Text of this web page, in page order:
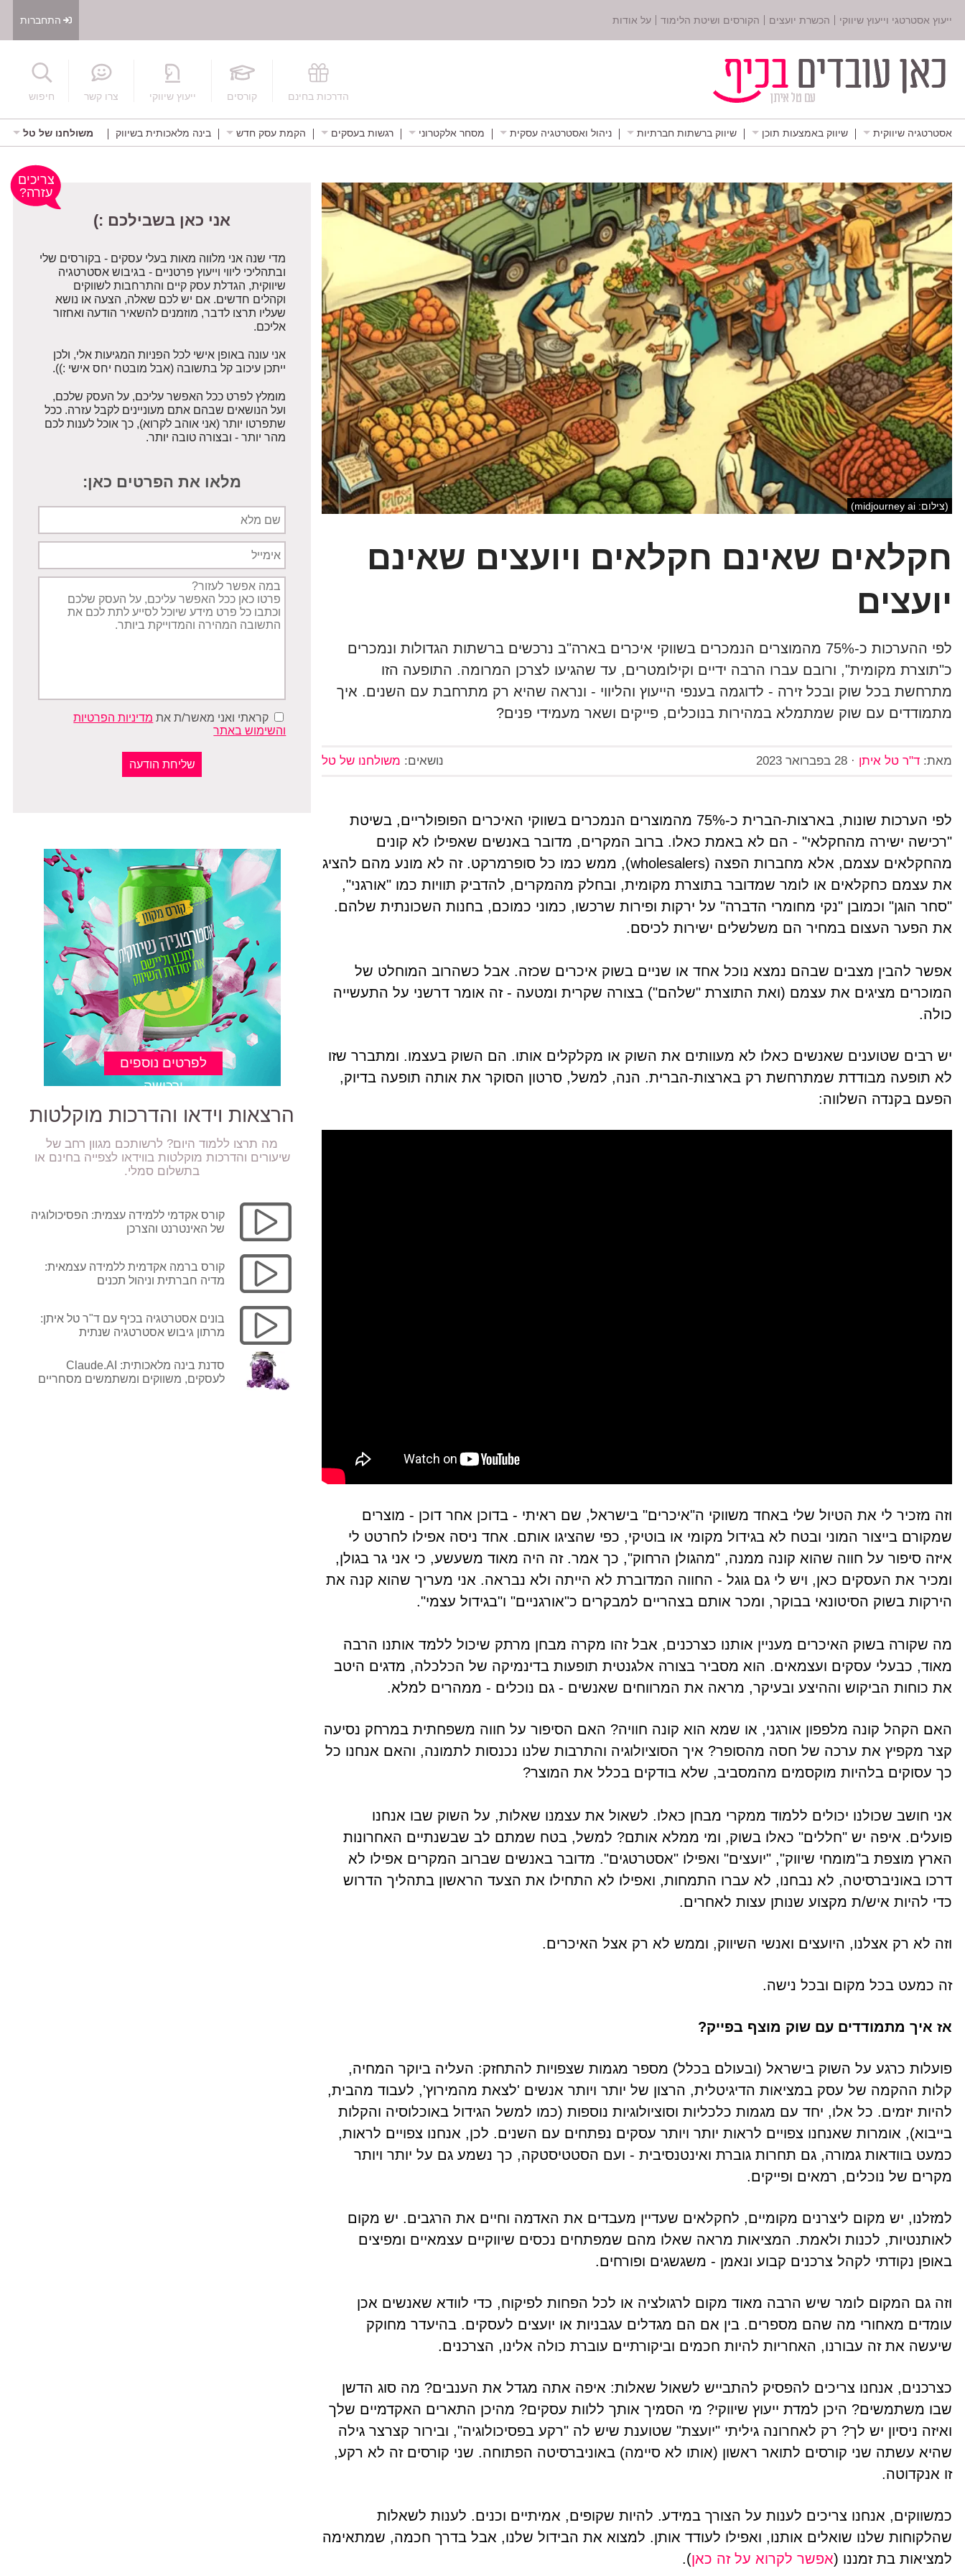
ייעוץ אסטרטגי וייעוץ שיווקי הכשרת יועצים הקורסים ושיטת הלימוד על אודות התחברות
הדרכות בחינם קורסים ייעוץ שיווקי צרו קשר חיפוש
אסטרטגיה שיווקית שיווק באמצעות תוכן שיווק ברשתות חברתיות ניהול ואסטרטגיה עסקית מסחר אלקטרוני רגשות בעסקים הקמת עסק חדש בינה מלאכותית בשיווק משולחנו של טל
(צילום: midjourney ai)
חקלאים שאינם חקלאים ויועצים שאינם
יועצים
לפי ההערכות כ-75% מהמוצרים הנמכרים בשווקי איכרים בארה"ב נרכשים ברשתות הגדולות ונמכרים
כ"תוצרת מקומית", ורובם עברו הרבה ידיים וקילומטרים, עד שהגיעו לצרכן המרומה. התופעה הזו
מתרחשת בכל שוק ובכל זירה - לדוגמה בענפי הייעוץ והליווי - ונראה שהיא רק מתרחבת עם השנים. איך
מתמודדים עם שוק שמתמלא במהירות בנוכלים, פייקים ושאר מעמידי פנים?
מאת: ד"ר טל איתן · 28 בפברואר 2023 נושאים: משולחנו של טל
לפי הערכות שונות, בארצות-הברית כ-75% מהמוצרים הנמכרים בשווקי האיכרים הפופולריים, בשיטת
"רכישה ישירה מהחקלאי" - הם לא באמת כאלו. ברוב המקרים, מדובר באנשים שאפילו לא קונים
מהחקלאים עצמם, אלא מחברות הפצה (wholesalers), ממש כמו כל סופרמרקט. זה לא מונע מהם להציג
את עצמם כחקלאים או לומר שמדובר בתוצרת מקומית, ובחלק מהמקרים, להדביק תוויות כמו "אורגני",
"סחר הוגן" וכמובן "נקי מחומרי הדברה" על ירקות ופירות שרכשו, כמוני כמוכם, בחנות השכונתית שלהם.
את הפער העצום במחיר הם משלשלים ישירות לכיסם.
אפשר להבין מצבים שבהם נמצא נוכל אחד או שניים בשוק איכרים שכזה. אבל כשהרוב המוחלט של
המוכרים מציגים את עצמם (ואת התוצרת "שלהם") בצורה שקרית ומטעה - זה אומר דרשני על התעשייה
כולה.
יש רבים שטוענים שאנשים כאלו לא מעוותים את השוק או מקלקלים אותו. הם השוק בעצמו. ומתברר שזו
לא תופעה מבודדת שמתרחשת רק בארצות-הברית. הנה, למשל, סרטון הסוקר את אותה תופעה בדיוק,
הפעם בקנדה השלווה:
וזה מזכיר לי את הטיול שלי באחד משווקי ה"איכרים" בישראל, שם ראיתי - בדוכן אחר דוכן - מוצרים
שמקורם בייצור המוני ובטח לא בגידול מקומי או בוטיקי, כפי שהציגו אותם. אחד ניסה אפילו לחרטט לי
איזה סיפור על חווה שהוא קונה ממנה, "מהגולן הרחוק", כך אמר. זה היה מאוד משעשע, כי אני גר בגולן,
ומכיר את העסקים כאן, ויש לי גם גוגל - החווה המדוברת לא הייתה ולא נבראה. אני מעריך שהוא קנה את
הירקות בשוק הסיטונאי בבוקר, ומכר אותם בצהריים למבקרים כ"אורגניים" ו"בגידול עצמי".
מה שקורה בשוק האיכרים מעניין אותנו כצרכנים, אבל זהו מקרה מבחן מרתק שיכול ללמד אותנו הרבה
מאוד, כבעלי עסקים ועצמאים. הוא מסביר בצורה אלגנטית תופעות בדינמיקה של הכלכלה, מדגים היטב
את כוחות הביקוש וההיצע ובעיקר, מראה את המרווחים שאנשים - גם נוכלים - ממהרים למלא.
האם הקהל קונה מלפפון אורגני, או שמא הוא קונה חוויה? האם הסיפור על חווה משפחתית במרחק נסיעה
קצר מקפיץ את ערכה של חסה מהסופר? איך הסוציולוגיה והתרבות שלנו נכנסות לתמונה, והאם אנחנו כל
כך עסוקים בלהיות מוקסמים מהמסביב, שלא בודקים בכלל את המוצר?
אני חושב שכולנו יכולים ללמוד ממקרי מבחן כאלו. לשאול את עצמנו שאלות, על השוק שבו אנחנו
פועלים. איפה יש "חללים" כאלו בשוק, ומי ממלא אותם? למשל, בטח שמתם לב שבשנתיים האחרונות
הארץ מוצפת ב"מומחי שיווק", "יועצים" ואפילו "אסטרטגים". מדובר באנשים שברוב המקרים אפילו לא
דרכו באוניברסיטה, לא נבחנו, לא עברו התמחות, ואפילו לא התחילו את הצעד הראשון בתהליך הדרוש
כדי להיות איש/ת מקצוע שנותן עצות לאחרים.
וזה לא רק אצלנו, היועצים ואנשי השיווק, וממש לא רק אצל האיכרים.
זה כמעט בכל מקום ובכל נישה.
אז איך מתמודדים עם שוק מוצף בפייק?
פועלות כרגע על השוק בישראל (ובעולם בכלל) מספר מגמות שצפויות להתחזק: העליה ביוקר המחיה,
קלות ההקמה של עסק במציאות הדיגיטלית, הרצון של יותר ויותר אנשים 'לצאת מהמירוץ', לעבוד מהבית,
להיות יזמים. כל אלו, יחד עם מגמות כלכליות וסוציולוגיות נוספות (כמו למשל הגידול באוכלוסיה והקלות
בייבוא), אומרות שאנחנו צפויים לראות יותר ויותר עסקים נפתחים עם השנים. לכן, אנחנו צפויים לראות,
כמעט בוודאות גמורה, גם תחרות גוברת ואינטנסיבית - ועם הסטטיסטקה, כך נשמע גם על יותר ויותר
מקרים של נוכלים, רמאים ופייקים.
למזלנו, יש מקום ליצרנים מקומיים, לחקלאים שעדיין מעבדים את האדמה וחיים את הרגבים. יש מקום
לאותנטיות, לכנות ולאמת. המציאות מראה שאלו מהם שמפתחים נכסים שיווקיים עצמאיים ומפיצים
באופן נקודתי לקהל צרכנים קבוע ונאמן - משגשגים ופורחים.
וזה גם המקום לומר שיש הרבה מאוד מקום לרגולציה או לכל הפחות לפיקוח, כדי לוודא שאנשים אכן
עומדים מאחורי מה שהם מספרים. בין אם הם מגדלים עגבניות או יועצים לעסקים. בהיעדר מחוקק
שיעשה את זה עבורנו, האחריות להיות חכמים וביקורתיים עוברת כולה אלינו, הצרכנים.
כצרכנים, אנחנו צריכים להפסיק להתבייש לשאול שאלות: איפה אתה מגדל את הענבים? מה סוג הדשן
שבו משתמשים? היכן למדת ייעוץ שיווקי? מי הסמיך אותך ללוות עסקים? מהיכן התארים האקדמיים שלך
ואיזה ניסיון יש לך? רק לאחרונה גיליתי "יועצת" שטוענת שיש לה "רקע בפסיכולוגיה", ובירור קצרצר גילה
שהיא עשתה שני קורסים לתואר ראשון (אותו לא סיימה) באוניברסיטה הפתוחה. שני קורסים זה לא רקע,
זו אנקדוטה.
כמשווקים, אנחנו צריכים לענות על הצורך במידע. להיות שקופים, אמיתיים וכנים. לענות לשאלות
שהלקוחות שלנו שואלים אותנו, ואפילו לעודד אותן. למצוא את הבידול שלנו, אבל בדרך חכמה, שמתאימה
למציאות בת זמננו (אפשר לקרוא על זה כאן).
אני כאן בשבילכם :)
מדי שנה אני מלווה מאות בעלי עסקים - בקורסים שלי
ובתהליכי ליווי וייעוץ פרטניים - בגיבוש אסטרטגיה
שיווקית, הגדלת עסק קיים והתרחבות לשווקים
וקהלים חדשים. אם יש לכם שאלה, הצעה או נושא
שעליו תרצו לדבר, מוזמנים להשאיר הודעה ואחזור
אליכם.
אני עונה באופן אישי לכל הפניות המגיעות אלי, ולכן
ייתכן עיכוב קל בתשובה (אבל מובטח יחס אישי :)).
מומלץ לפרט ככל האפשר עליכם, על העסק שלכם,
ועל הנושאים שבהם אתם מעוניינים לקבל עזרה. ככל
שתפרטו יותר (אני אוהב לקרוא), כך אוכל לענות לכם
מהר יותר - ובצורה טובה יותר.
מלאו את הפרטים כאן:
מלא
תיאור
הפניה
קראתי ואני מאשר/ת את מדיניות הפרטיות
והשימוש באתר
לפרטים נוספים
הרצאות וידאו והדרכות מוקלטות
מה תרצו ללמוד היום? לרשותכם מגוון רחב של
שיעורים והדרכות מוקלטות בווידאו לצפייה בחינם או
בתשלום סמלי.
קורס אקדמי ללמידה עצמית: הפסיכולוגיה
של האינטרנט והצרכן
קורס ברמה אקדמית ללמידה עצמאית:
מדיה חברתית וניהול תכנים
בונים אסטרטגיה בכיף עם ד"ר טל איתן:
מרתון גיבוש אסטרטגיה שנתית
סדנת בינה מלאכותית: Claude.AI
לעסקים, משווקים ומשתמשים מסחריים